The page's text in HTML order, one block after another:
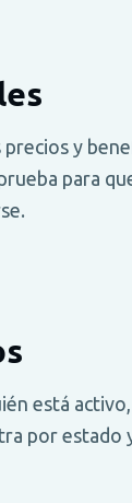
y
para
está
por estado